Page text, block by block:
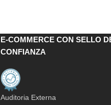
E-COMMERCE CON SELLO
CONFIANZA
Auditoria Externa